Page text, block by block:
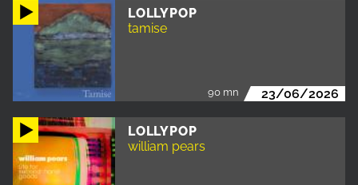
LOLLYPOP
tamise
90 mn 23/06/2026
LOLLYPOP
william pears